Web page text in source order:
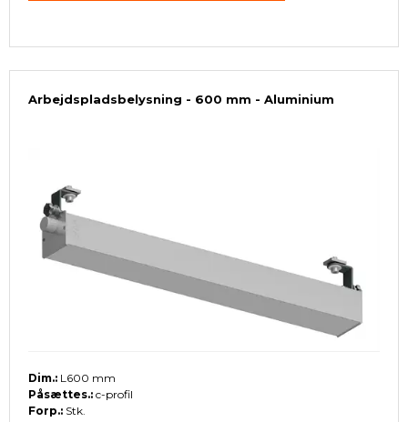
Arbejdspladsbelysning - 600 mm - Aluminium
Dim.: L600 mm
Påsættes.: c-profil
Forp.: Stk.